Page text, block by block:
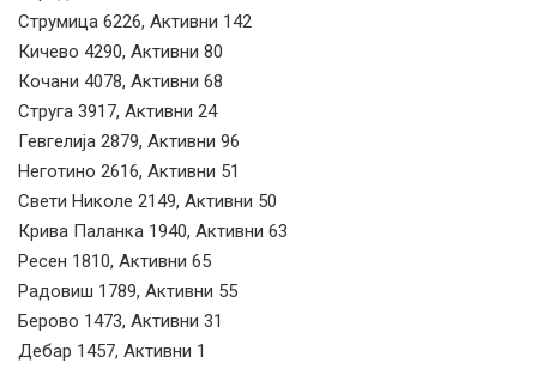
Струмица 6226, Активни 142
Кичево 4290, Активни 80
Кочани 4078, Активни 68
Струга 3917, Активни 24
Гевгелија 2879, Активни 96
Неготино 2616, Активни 51
Свети Николе 2149, Активни 50
Крива Паланка 1940, Активни 63
Ресен 1810, Активни 65
Радовиш 1789, Активни 55
Берово 1473, Активни 31
Дебар 1457, Активни 1